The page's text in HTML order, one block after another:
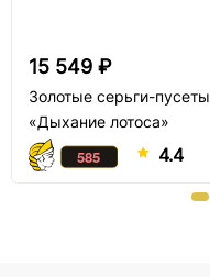
15 549 ₽
Золотые серьги-пусеты
«Дыхание лотоса»
4.4